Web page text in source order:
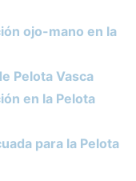
ojo-mano en la
Pelota Vasca
en la Pelota
para la Pelota